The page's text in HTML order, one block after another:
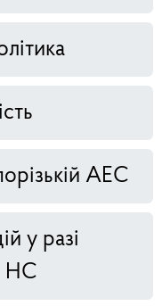
АЕС
у разі
НС